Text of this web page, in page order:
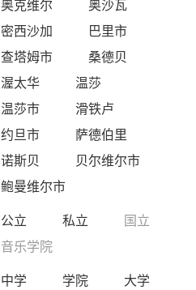
奥克维尔
奥沙瓦
密西沙加
巴里市
查塔姆市
桑德贝
渥太华
温莎
温莎市
滑铁卢
约旦市
萨德伯里
诺斯贝
贝尔维尔市
鲍曼维尔市
公立 私立
国立
音乐学院
中学 学院
大学